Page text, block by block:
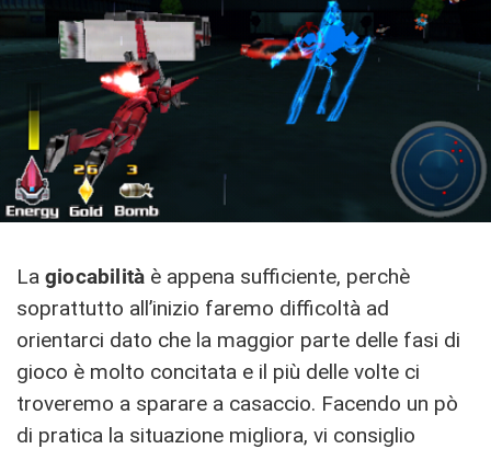
La giocabilità è appena sufficiente, perchè
soprattutto all’inizio faremo difficoltà ad
orientarci dato che la maggior parte delle fasi di
gioco è molto concitata e il più delle volte ci
troveremo a sparare a casaccio. Facendo un pò
di pratica la situazione migliora, vi consiglio